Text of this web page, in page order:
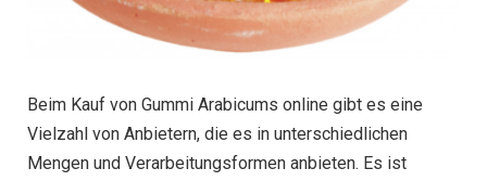
Beim Kauf von Gummi Arabicums online gibt es eine
Vielzahl von Anbietern, die es in unterschiedlichen
Mengen und Verarbeitungsformen anbieten. Es ist